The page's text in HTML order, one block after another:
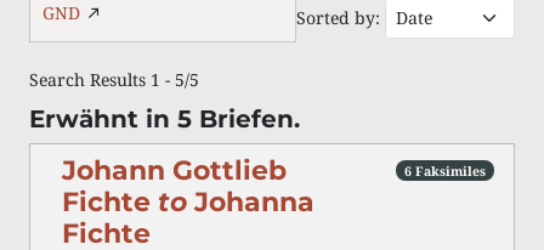
GND Sorted by:
Search Results 1 - 5/5
Erwähnt in 5 Briefen.
Johann Gottlieb
Fichte to Johanna
Fichte
6 Faksimiles